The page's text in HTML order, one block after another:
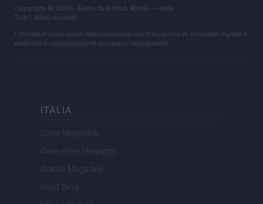
Copyright © 2026 · Edito da AdHub Media — Italia
Tutti i diritti riservati
I contenuti sono curati dalla redazione con il supporto di strumenti digitali e
realizzati in collaborazione con autori indipendenti.
ITALIA
Casa Magazine
Cineverse Magazine
Donne Magazine
Food Blog